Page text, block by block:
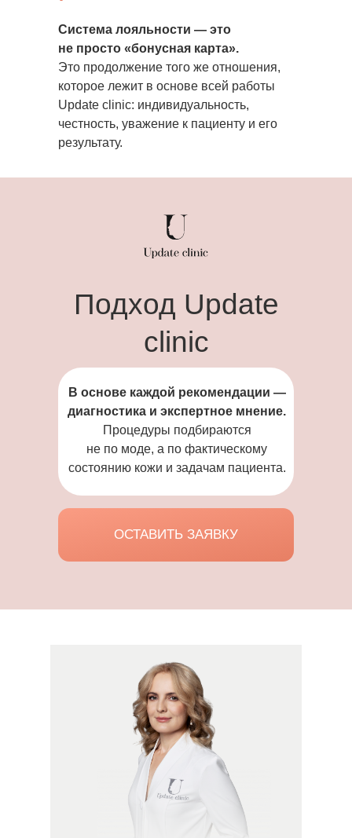
Система лояльности — это
не просто «бонусная карта».
Это продолжение того же отношения,
которое лежит в основе всей работы
Update clinic: индивидуальность,
честность, уважение к пациенту и его
результату.
Подход Update
clinic
В основе каждой рекомендации —
диагностика и экспертное мнение.
Процедуры подбираются
не по моде, а по фактическому
состоянию кожи и задачам пациента.
ОСТАВИТЬ ЗАЯВКУ